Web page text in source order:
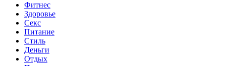
Фитнес
Здоровье
Секс
Питание
Стиль
Деньги
Отдых